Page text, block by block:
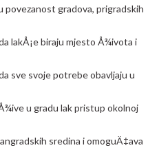
gradova, prigradskih
lakÅ¡e biraju mjesto Å¾ivota i
sve svoje potrebe obavljaju u
u gradu lak pristup okolnoj
sredina i omoguÄ‡ava